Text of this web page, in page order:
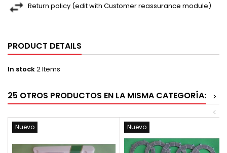
Return policy (edit with Customer reassurance module)
PRODUCT DETAILS
In stock2 Items
25 OTROS PRODUCTOS EN LA MISMA CATEGORÍA: >
<
Nuevo Nuevo